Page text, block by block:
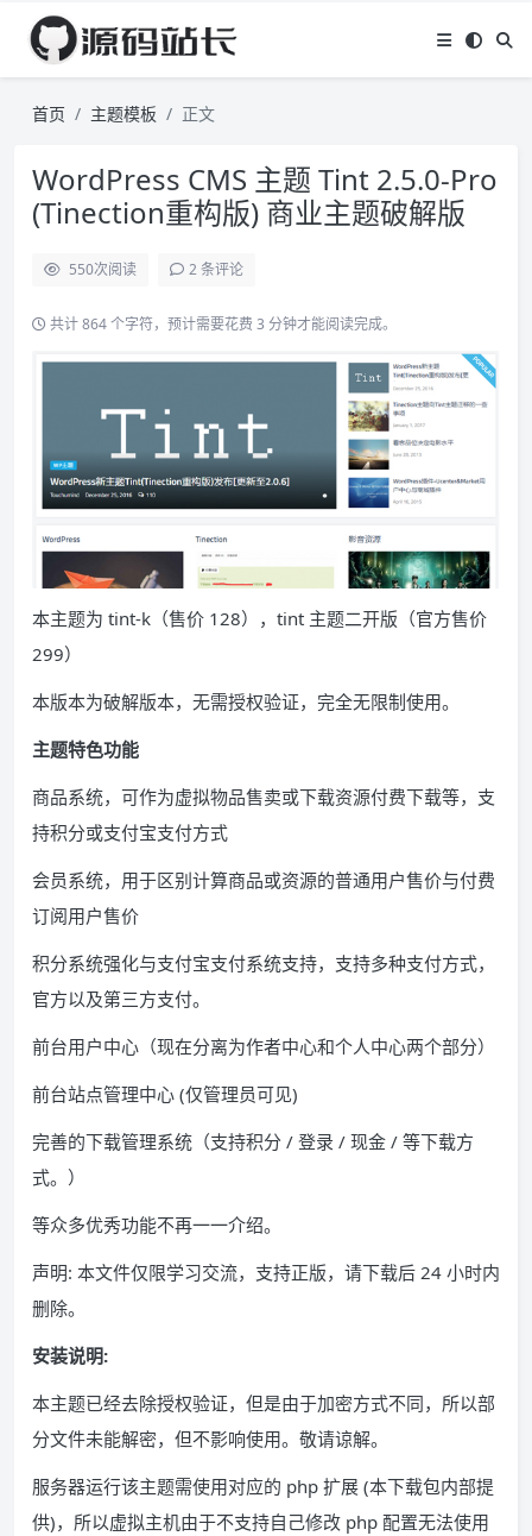
首页 主题模板 正文
WordPress CMS 主题 Tint 2.5.0-Pro
(Tinection重构版) 商业主题破解版
550次阅读 2 条评论
共计 864 个字符，预计需要花费 3 分钟才能阅读完成。
本主题为 tint-k（售价 128），tint 主题二开版（官方售价
299）
本版本为破解版本，无需授权验证，完全无限制使用。
主题特色功能
商品系统，可作为虚拟物品售卖或下载资源付费下载等，支
持积分或支付宝支付方式
会员系统，用于区别计算商品或资源的普通用户售价与付费
订阅用户售价
积分系统强化与支付宝支付系统支持，支持多种支付方式，
官方以及第三方支付。
前台用户中心（现在分离为作者中心和个人中心两个部分）
前台站点管理中心 (仅管理员可见)
完善的下载管理系统（支持积分 / 登录 / 现金 / 等下载方
式。）
等众多优秀功能不再一一介绍。
声明: 本文件仅限学习交流，支持正版，请下载后 24 小时内
删除。
安装说明:
本主题已经去除授权验证，但是由于加密方式不同，所以部
分文件未能解密，但不影响使用。敬请谅解。
服务器运行该主题需使用对应的 php 扩展 (本下载包内部提
供)，所以虚拟主机由于不支持自己修改 php 配置无法使用